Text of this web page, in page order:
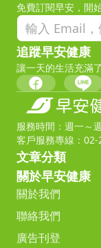
免費訂閱早安，開
追蹤早安健康
讓一天的生活充滿
服務時間：週一～
客戶服務專線：
文章分類
關於早安健康
關於我們
聯絡我們
廣告刊登